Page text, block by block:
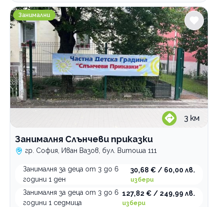
Занималня Слънчеви приказки
Занимални
3 км
Занималня Слънчеви приказки
гр. София, Иван Вазов, бул. Витоша 111
Занималня за деца от 3 до 6
години 1 ден
30,68 € / 60,00 лв.
избери
Занималня за деца от 3 до 6
години 1 седмица
127,82 € / 249,99 лв.
избери